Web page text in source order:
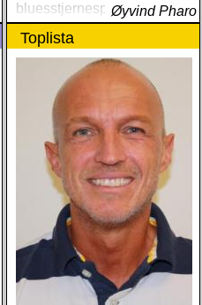
bluesstjernespekket enn
30-årssamlingen og 20-
årssamlingen
Øyvind Pharo
Toplista